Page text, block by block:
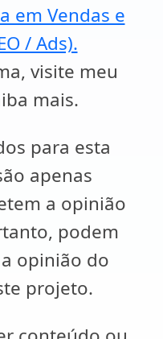
em Vendas e
/ Ads).
visite meu
mais.
para esta
apenas
a opinião
podem
opinião do
projeto.